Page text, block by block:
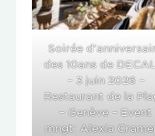
Soirée
des 10ans de
– 3 juin 2026 –
Restaurant de la
– Genève – Event
mngt: Alexia